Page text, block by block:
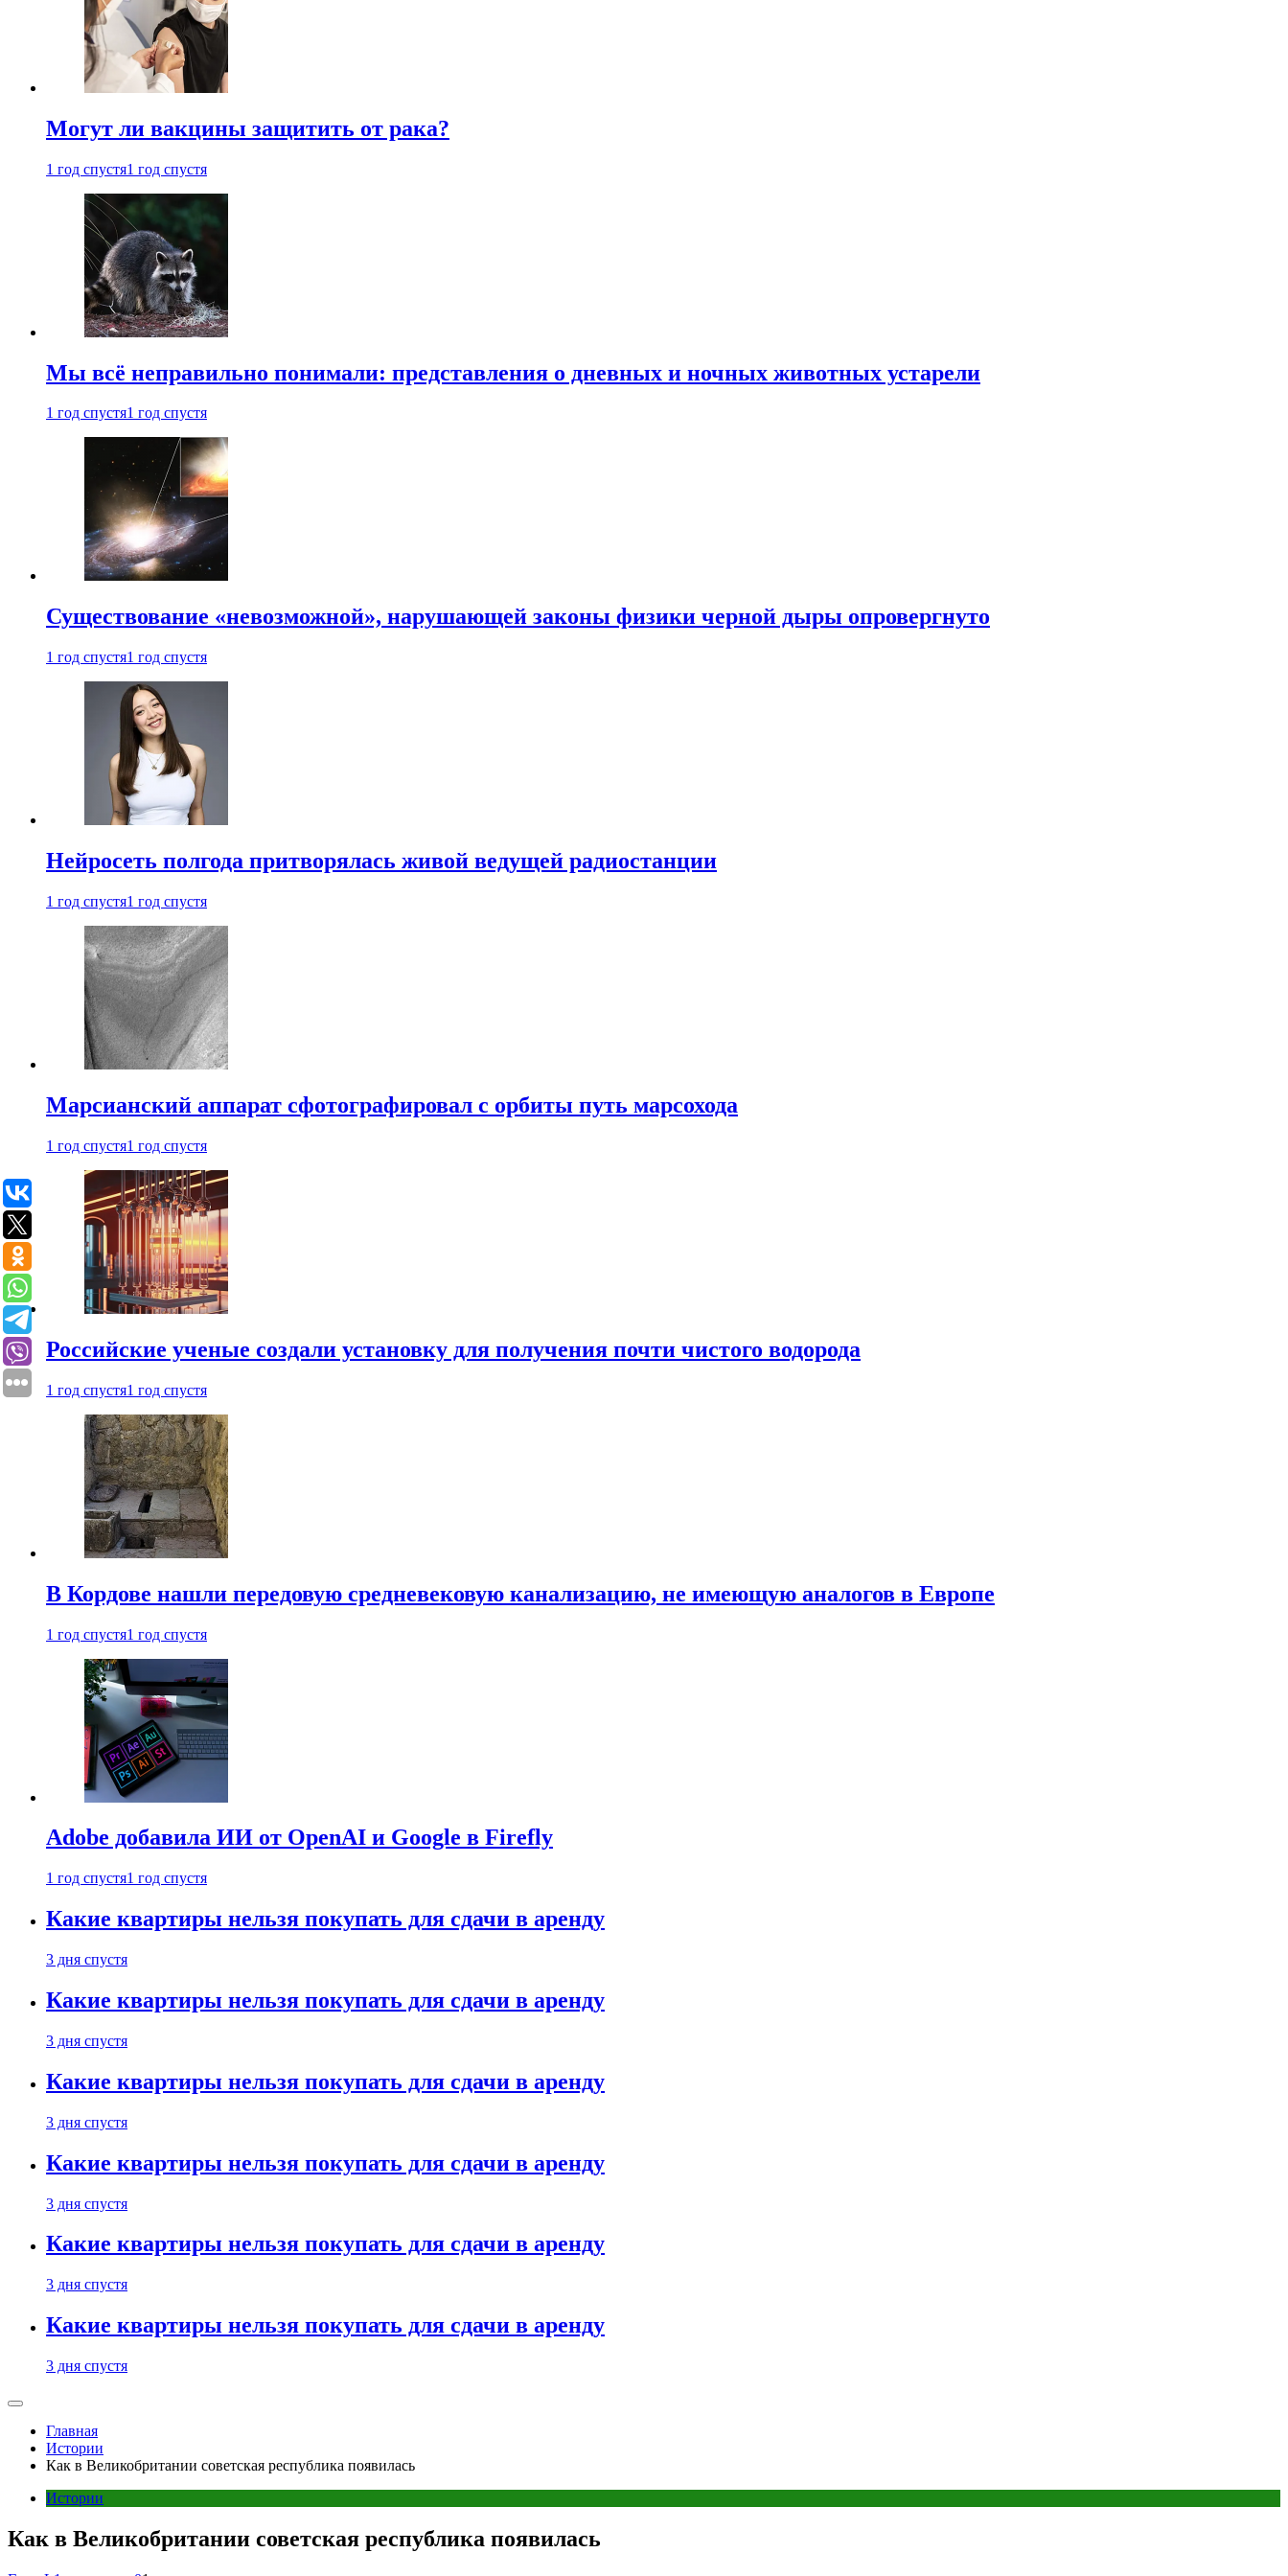
Могут ли вакцины защитить от рака?
1 год спустя1 год спустя
Мы всё неправильно понимали: представления о дневных и ночных животных устарели
1 год спустя1 год спустя
Существование «невозможной», нарушающей законы физики черной дыры опровергнуто
1 год спустя1 год спустя
Нейросеть полгода притворялась живой ведущей радиостанции
1 год спустя1 год спустя
Марсианский аппарат сфотографировал с орбиты путь марсохода
1 год спустя1 год спустя
Российские ученые создали установку для получения почти чистого водорода
1 год спустя1 год спустя
В Кордове нашли передовую средневековую канализацию, не имеющую аналогов в Европе
1 год спустя1 год спустя
Adobe добавила ИИ от OpenAI и Google в Firefly
1 год спустя1 год спустя
Какие квартиры нельзя покупать для сдачи в аренду
3 дня спустя
Какие квартиры нельзя покупать для сдачи в аренду
3 дня спустя
Какие квартиры нельзя покупать для сдачи в аренду
3 дня спустя
Какие квартиры нельзя покупать для сдачи в аренду
3 дня спустя
Какие квартиры нельзя покупать для сдачи в аренду
3 дня спустя
Какие квартиры нельзя покупать для сдачи в аренду
3 дня спустя
Главная
Истории
Как в Великобритании советская республика появилась
Истории
Как в Великобритании советская республика появилась